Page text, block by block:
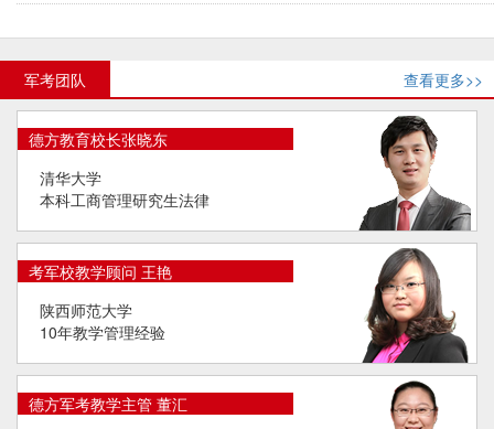
军考团队 查看更多>>
德方教育校长张晓东
清华大学
本科工商管理研究生法律
考军校教学顾问 王艳
陕西师范大学
10年教学管理经验
德方军考教学主管 董汇